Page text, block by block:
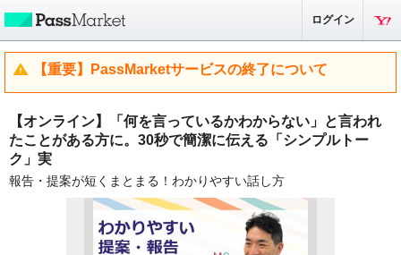
ログイン
【重要】PassMarketサービスの終了について
【オンライン】「何を言っているかわからない」と言われ
たことがある方に。30秒で簡潔に伝える「シンプルトー
ク」実
報告・提案が短くまとまる！わかりやすい話し方